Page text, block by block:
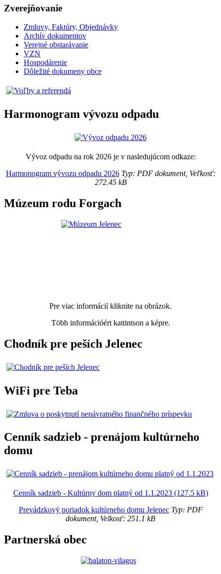
Zverejňovanie
Zmluvy, Faktúry, Objednávky
Archív dokumentov
Verejné obstarávanie
VZN
Hospodárenie
Dôležité dokumeny obce
Harmonogram vývozu odpadu
Vývoz odpadu na rok 2026 je v nasledujúcom odkaze:
Harmonogram vývozu odpadu 2026Typ: PDF dokument, Veľkosť:
272.45 kB
Múzeum rodu Forgach
Pre viac informácií kliknite na obrázok.
Több információért kattintson a képre.
Chodník pre peších Jelenec
WiFi pre Teba
Cenník sadzieb - prenájom kultúrneho
domu
Cenník sadzieb - Kultúrny dom platný od 1.1.2023 (127.5 kB)
Prevádzkový poriadok kultúrneho domu JelenecTyp: PDF
dokument, Velkosť: 251.1 kB
Partnerská obec